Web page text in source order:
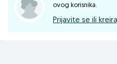
ovog korisnika.
Prijavite se ili